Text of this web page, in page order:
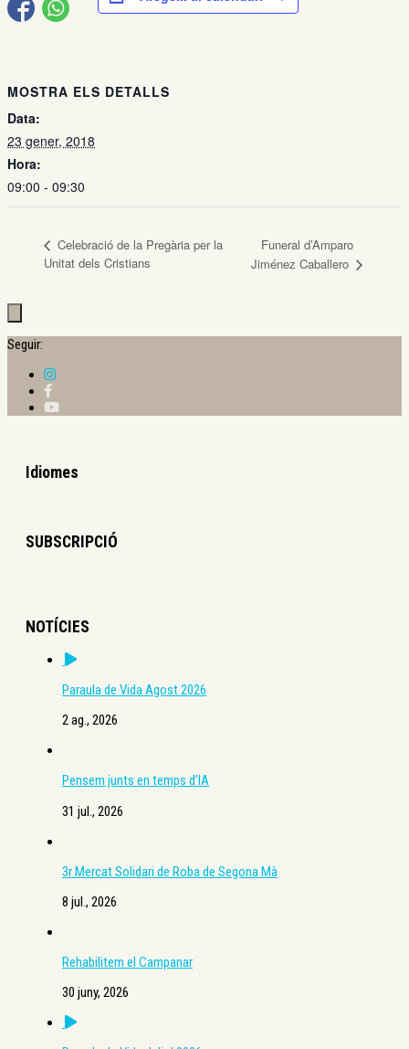
MOSTRA ELS DETALLS
Data:
23 gener, 2018
Hora:
09:00 - 09:30
Celebració de la Pregària per la
Unitat dels Cristians
Funeral d’Amparo
Jiménez Caballero
Seguir:
Idiomes
SUBSCRIPCIÓ
NOTÍCIES
Paraula de Vida Agost 2026
2 ag., 2026
Pensem junts en temps d’IA
31 jul., 2026
3r Mercat Solidari de Roba de Segona Mà
8 jul., 2026
Rehabilitem el Campanar
30 juny, 2026